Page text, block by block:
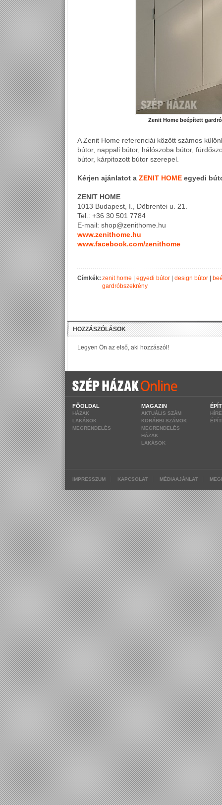
Zenit Home beépített
A Zenit Home referenciái között számos
bútor, nappali bútor, hálószoba bútor,
bútor, kárpitozott bútor szerepel.
Kérjen ajánlatot a ZENIT HOME egyedi
ZENIT HOME
1013 Budapest, I., Döbrentei u. 21.
Tel.: +36 30 501 7784
E-mail: shop@zenithome.hu
www.zenithome.hu
www.facebook.com/zenithome
Címkék:zenit home egyedi bútor design bútor
gardróbszekrény
FŐOLDAL
HÁZAK
LAKÁSOK
MEGRENDELÉS
MAGAZIN
AKTUÁLIS SZÁM
KORÁBBI SZÁMOK
MEGRENDELÉS
HÁZAK
LAKÁSOK
IMPRESSZUM KAPCSOLAT MÉDIAAJÁNLAT